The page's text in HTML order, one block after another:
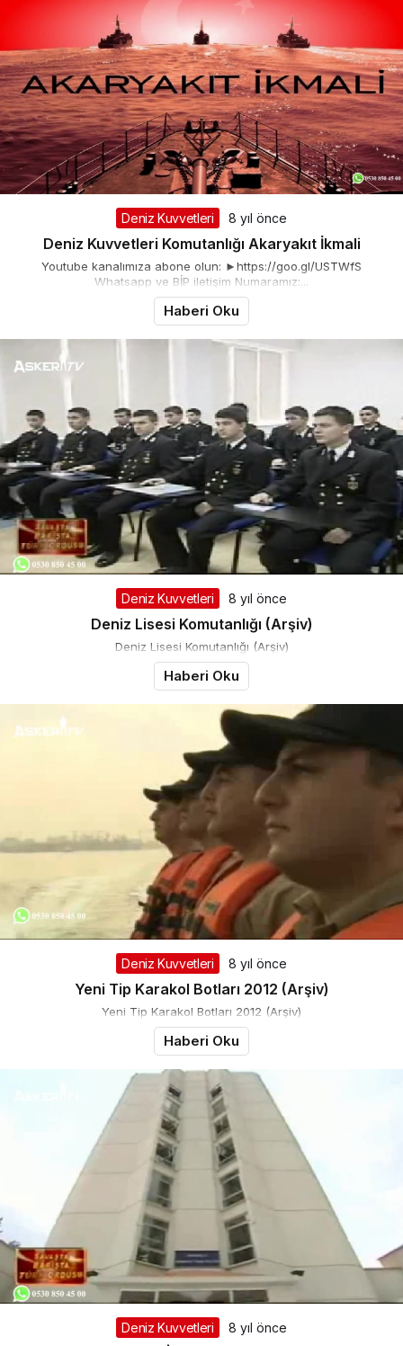
Deniz Kuvvetleri 8 yıl önce
Deniz Kuvvetleri Komutanlığı Akaryakıt İkmali
Youtube kanalımıza abone olun: ►https://goo.gl/USTWfS
Whatsapp ve BİP iletişim Numaramız:...
Haberi Oku
Deniz Kuvvetleri 8 yıl önce
Deniz Lisesi Komutanlığı (Arşiv)
Deniz Lisesi Komutanlığı (Arşiv)
Haberi Oku
Deniz Kuvvetleri 8 yıl önce
Yeni Tip Karakol Botları 2012 (Arşiv)
Yeni Tip Karakol Botları 2012 (Arşiv)
Haberi Oku
Deniz Kuvvetleri 8 yıl önce